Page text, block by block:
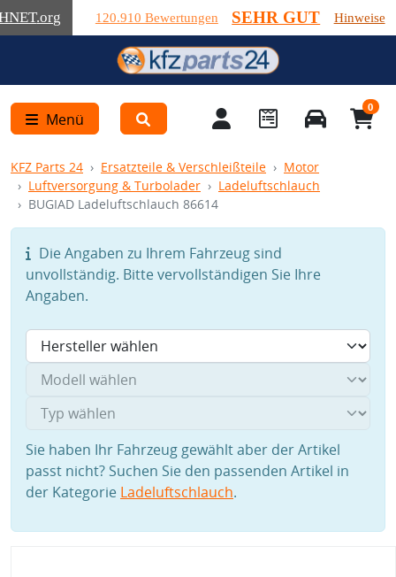
.org 120.910 Bewertungen SEHR GUT Hinweise
Menü
0
KFZ Parts 24 Ersatzteile & Verschleißteile
Motor
Luftversorgung & Turbolader
Ladeluftschlauch
BUGIAD Ladeluftschlauch 86614
Die Angaben zu Ihrem Fahrzeug sind
unvollständig. Bitte vervollständigen Sie Ihre
Angaben.
Sie haben Ihr Fahrzeug gewählt aber der Artikel
passt nicht? Suchen Sie den passenden Artikel in
der Kategorie Ladeluftschlauch.